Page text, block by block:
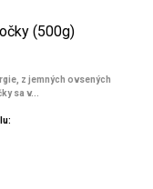
(500g)
z jemných ovsených
sa v...